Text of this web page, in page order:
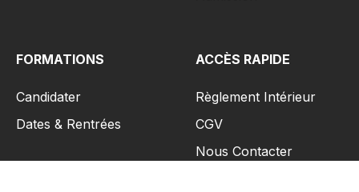
FORMATIONS
Candidater
Dates & Rentrées
ACCÈS RAPIDE
Règlement Intérieur
CGV
Nous Contacter